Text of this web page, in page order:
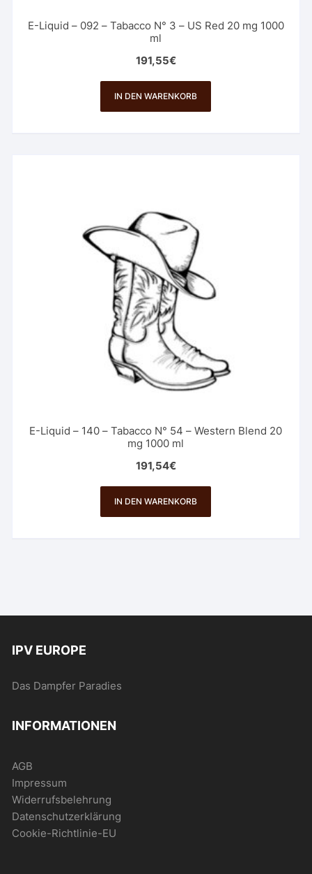
E-Liquid – 092 – Tabacco N° 3 – US Red 20 mg 1000
ml
191,55€
IN DEN WARENKORB
E-Liquid – 140 – Tabacco N° 54 – Western Blend 20
mg 1000 ml
191,54€
IN DEN WARENKORB
IPV EUROPE
Das Dampfer Paradies
INFORMATIONEN
AGB
Impressum
Widerrufsbelehrung
Datenschutzerklärung
Cookie-Richtlinie-EU